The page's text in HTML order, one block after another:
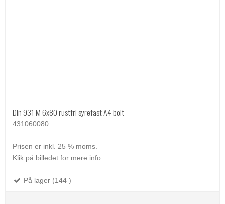
Din 931 M 6x80 rustfri syrefast A4 bolt
431060080
Prisen er inkl. 25 % moms.
Klik på billedet for mere info.
På lager (144 )